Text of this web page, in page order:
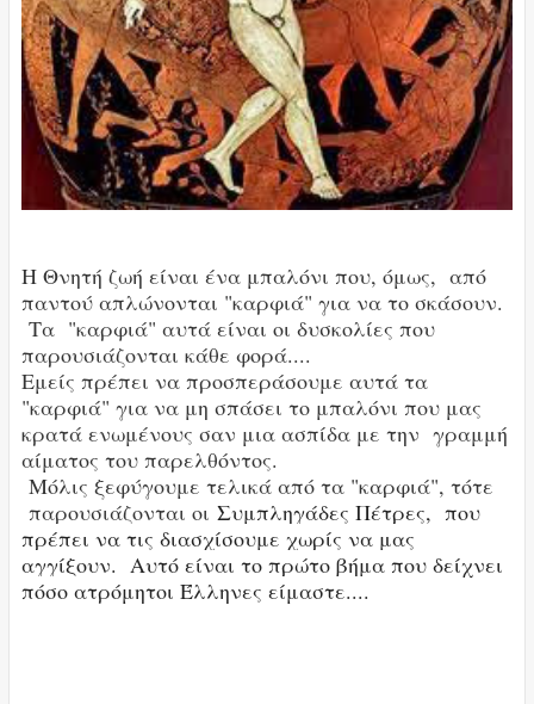
Η Θνητή ζωή είναι ένα μπαλόνι που, όμως, από
παντού απλώνονται "καρφιά" για να το σκάσουν.
Τα "καρφιά" αυτά είναι οι δυσκολίες που
παρουσιάζονται κάθε φορά....
Εμείς πρέπει να προσπεράσουμε αυτά τα
"καρφιά" για να μη σπάσει το μπαλόνι που μας
κρατά ενωμένους σαν μια ασπίδα με την γραμμή
αίματος του παρελθόντος.
Μόλις ξεφύγουμε τελικά από τα "καρφιά", τότε
παρουσιάζονται οι Συμπληγάδες Πέτρες, που
πρέπει να τις διασχίσουμε χωρίς να μας
αγγίξουν. Αυτό είναι το πρώτο βήμα που δείχνει
πόσο ατρόμητοι Έλληνες είμαστε....